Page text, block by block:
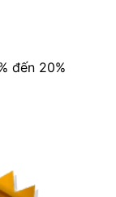
đến 20%